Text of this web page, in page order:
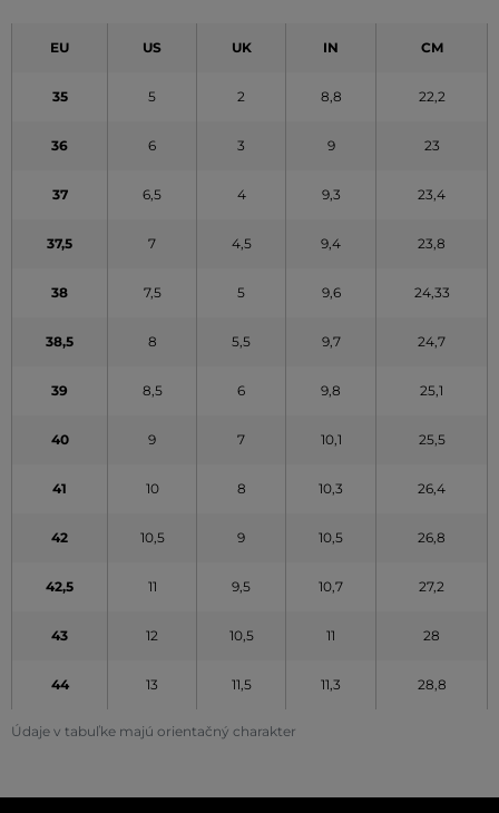
Údaje v tabuľke majú orientačný charakter
EU US UK IN CM
35 5 2 8,8 22,2
36 6 3 9 23
37 6,5 4 9,3 23,4
37,5 7 4,5 9,4 23,8
38 7,5 5 9,6 24,33
38,5 8 5,5 9,7 24,7
39 8,5 6 9,8 25,1
40 9 7 10,1 25,5
41 10 8 10,3 26,4
42 10,5 9 10,5 26,8
42,5 11 9,5 10,7 27,2
43 12 10,5 11 28
44 13 11,5 11,3 28,8